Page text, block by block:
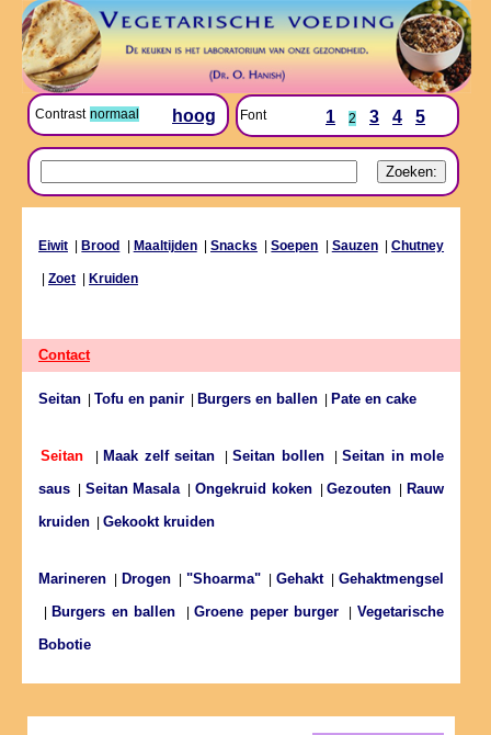
Contrast normaal hoog Font 1 2 3 4 5
Eiwit Brood Maaltijden|Snacks |Soepen Sauzen|Chutney
Zoet Kruiden
Contact
Seitan Tofu en panir Burgers en ballen Pate en cake
Seitan Maak zelf seitan |Seitan bollen|Seitan in mole
saus
Seitan Masala|Ongekruid koken|Gezouten
Rauw
kruiden
Gekookt kruiden
Marineren Drogen "Shoarma" Gehakt|Gehaktmengsel
Burgers en ballen |Groene peper burger |Vegetarische
Bobotie